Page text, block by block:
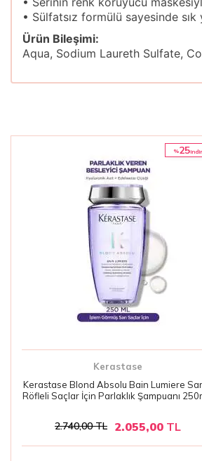
• Sülfatsız formülü sayesinde
Ürün Bileşimi:
Aqua, Sodium Laureth Sulfate,
%25
Kerastase
Kerastase Blond Absolu Bain Lumiere
Röfleli Saçlar İçin Parlaklık Şampuanı
2.740,00TL 2.055,00 TL